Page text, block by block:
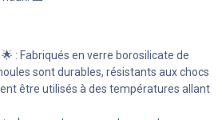
🌟 : Fabriqués en verre borosilicate de
sont durables, résistants aux chocs
être utilisés à des températures allant